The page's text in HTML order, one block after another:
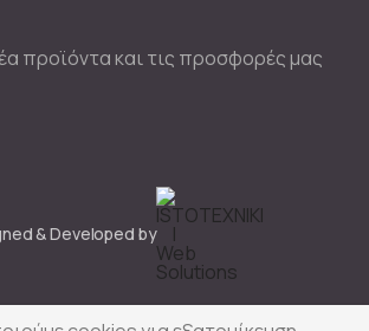
προϊόντα και τις προσφορές μας
& Developed by